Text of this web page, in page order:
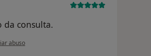
da consulta.
do utilizador Ana
abuso